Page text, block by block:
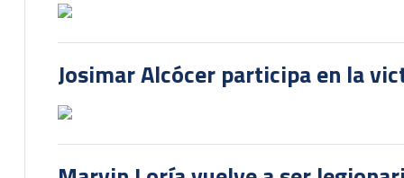
Josimar Alcócer participa en la